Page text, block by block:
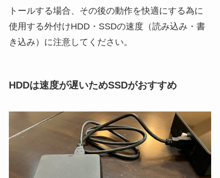
トールする場合、その後の動作を快適にする為に
使用する外付けHDD・SSDの速度（読み込み・書
き込み）に注意してください。
HDDは速度が遅いためSSDがおすすめ